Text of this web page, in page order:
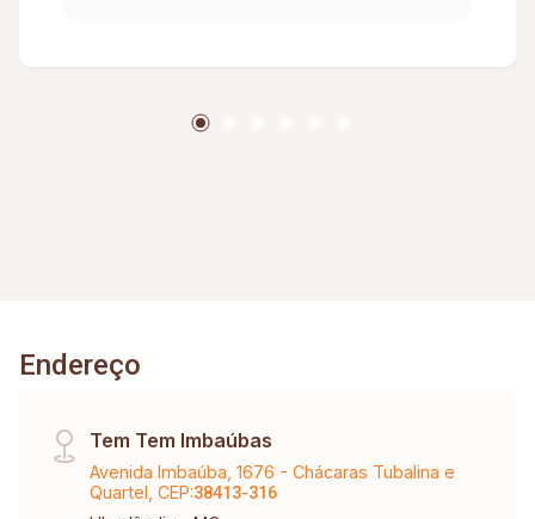
Endereço
Tem Tem Imbaúbas
Avenida Imbaúba, 1676 - Chácaras Tubalina e
Quartel, CEP:38413-316